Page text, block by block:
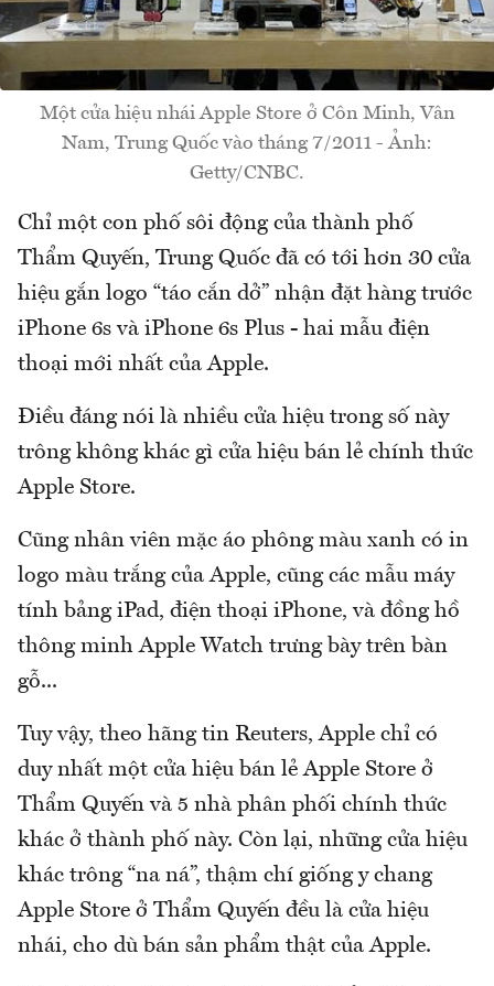
Một cửa hiệu nhái Apple Store ở Côn Minh, Vân
Nam, Trung Quốc vào tháng 7/2011 - Ảnh:
Getty/CNBC.
Chỉ một con phố sôi động của thành phố
Thẩm Quyến, Trung Quốc đã có tới hơn 30 cửa
hiệu gắn logo “táo cắn dở” nhận đặt hàng trước
iPhone 6s và iPhone 6s Plus - hai mẫu điện
thoại mới nhất của Apple.
Điều đáng nói là nhiều cửa hiệu trong số này
trông không khác gì cửa hiệu bán lẻ chính thức
Apple Store.
Cũng nhân viên mặc áo phông màu xanh có in
logo màu trắng của Apple, cũng các mẫu máy
tính bảng iPad, điện thoại iPhone, và đồng hồ
thông minh Apple Watch trưng bày trên bàn
gỗ...
Tuy vậy, theo hãng tin Reuters, Apple chỉ có
duy nhất một cửa hiệu bán lẻ Apple Store ở
Thẩm Quyến và 5 nhà phân phối chính thức
khác ở thành phố này. Còn lại, những cửa hiệu
khác trông “na ná”, thậm chí giống y chang
Apple Store ở Thẩm Quyến đều là cửa hiệu
nhái, cho dù bán sản phẩm thật của Apple.